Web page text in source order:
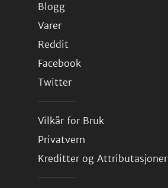
Blogg
Varer
Reddit
Facebook
Twitter
Vilkår for Bruk
Privatvern
Kreditter og Attributasjoner